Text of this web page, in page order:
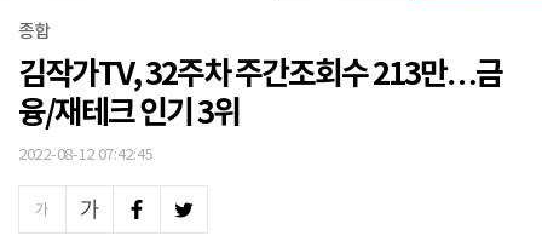
종합
김작가TV, 32주차 주간조회수 213만…금
융/재테크 인기 3위
2022-08-12 07:42:45